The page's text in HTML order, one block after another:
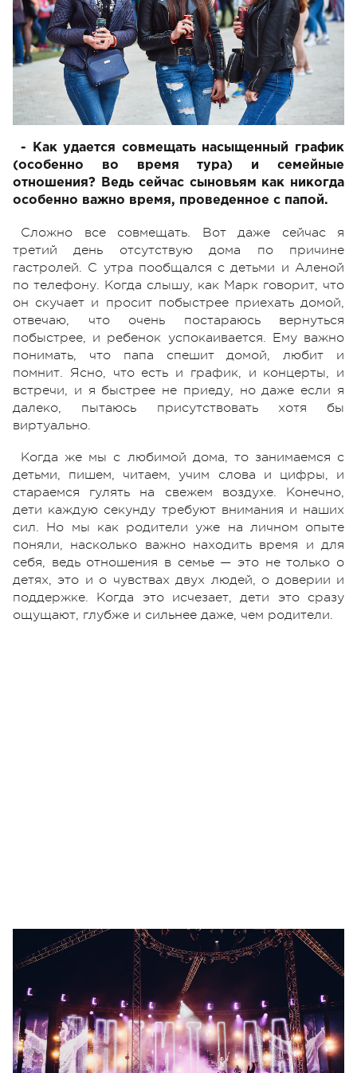
- Как удается совмещать насыщенный график
(особенно во время тура) и семейные
отношения? Ведь сейчас сыновьям как никогда
особенно важно время, проведенное с папой.
Сложно все совмещать. Вот даже сейчас я
третий день отсутствую дома по причине
гастролей. С утра пообщался с детьми и Аленой
по телефону. Когда слышу, как Марк говорит, что
он скучает и просит побыстрее приехать домой,
отвечаю, что очень постараюсь вернуться
побыстрее, и ребенок успокаивается. Ему важно
понимать, что папа спешит домой, любит и
помнит. Ясно, что есть и график, и концерты, и
встречи, и я быстрее не приеду, но даже если я
далеко, пытаюсь присутствовать хотя бы
виртуально.
Когда же мы с любимой дома, то занимаемся с
детьми, пишем, читаем, учим слова и цифры, и
стараемся гулять на свежем воздухе. Конечно,
дети каждую секунду требуют внимания и наших
сил. Но мы как родители уже на личном опыте
поняли, насколько важно находить время и для
себя, ведь отношения в семье — это не только о
детях, это и о чувствах двух людей, о доверии и
поддержке. Когда это исчезает, дети это сразу
ощущают, глубже и сильнее даже, чем родители.